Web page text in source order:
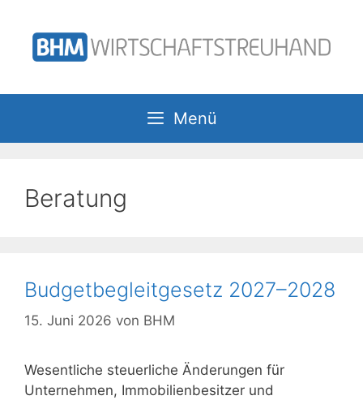
Inhalt
springen
Menü
Beratung
Budgetbegleitgesetz 2027–2028
15. Juni 2026 von BHM
Wesentliche steuerliche Änderungen für
Unternehmen, Immobilienbesitzer und